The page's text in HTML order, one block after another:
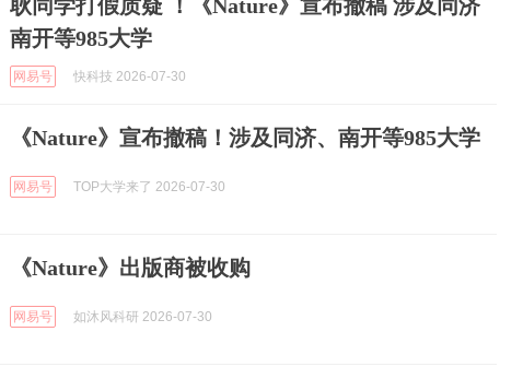
耿同学打假质疑 ！《Nature》宣布撤稿 涉及同济
南开等985大学
网易号 快科技 2026-07-30
《Nature》宣布撤稿！涉及同济、南开等985大学
网易号 TOP大学来了 2026-07-30
《Nature》出版商被收购
网易号 如沐风科研 2026-07-30